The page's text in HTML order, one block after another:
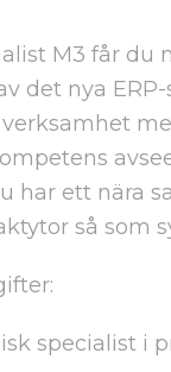
M3 får du
det nya
har ett nära
så som
specialist i